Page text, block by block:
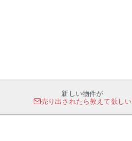
新しい物件が
売り出されたら教えて欲しい
1 / 0